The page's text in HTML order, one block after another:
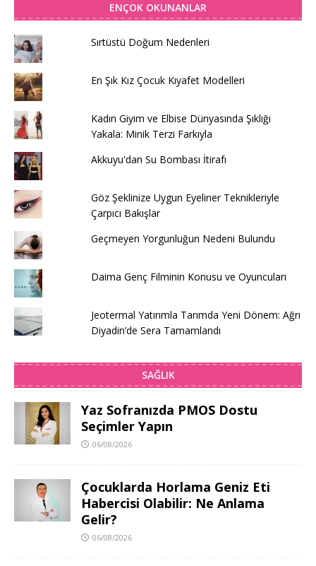
ENÇOK OKUNANLAR
Sırtüstü Doğum Nedenleri
En Şık Kız Çocuk Kıyafet Modelleri
Kadın Giyim ve Elbise Dünyasında Şıklığı
Yakala: Minik Terzi Farkıyla
Akkuyu'dan Su Bombası İtirafı
Göz Şeklinize Uygun Eyeliner Teknikleriyle
Çarpıcı Bakışlar
Geçmeyen Yorgunluğun Nedeni Bulundu
Daima Genç Filminin Konusu ve Oyuncuları
Jeotermal Yatırımla Tarımda Yeni Dönem: Ağrı
Diyadin’de Sera Tamamlandı
SAĞLIK
Yaz Sofranızda PMOS Dostu
Seçimler Yapın
06/08/2026
Çocuklarda Horlama Geniz Eti
Habercisi Olabilir: Ne Anlama
Gelir?
06/08/2026